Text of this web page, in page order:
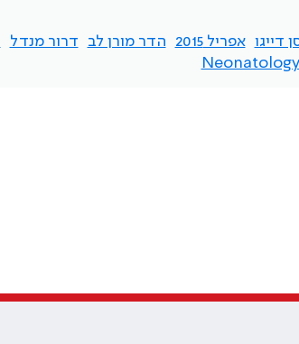
דייגו אפריל 2015 הדר מורן לב דרור מנדל
Neonatology